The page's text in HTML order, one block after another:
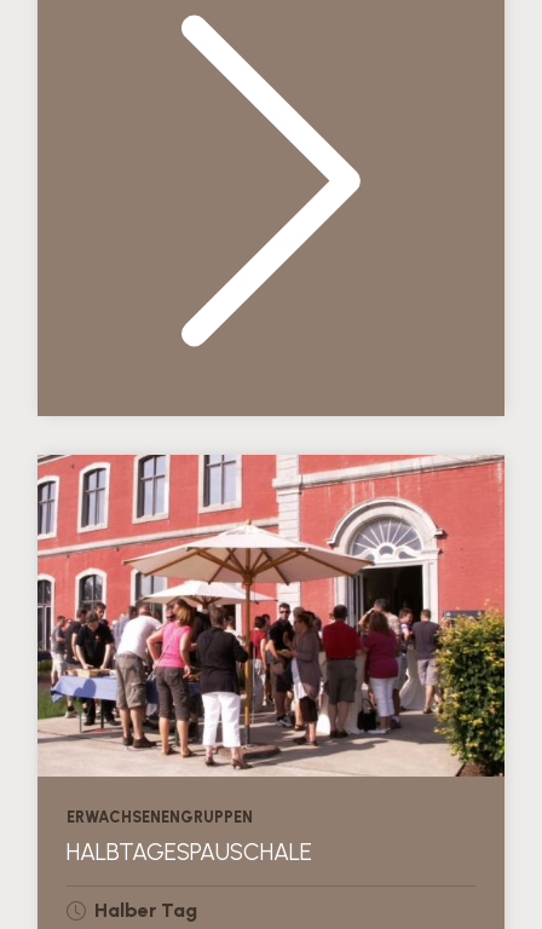
ERWACHSENENGRUPPEN
HALBTAGESPAUSCHALE
Halber Tag